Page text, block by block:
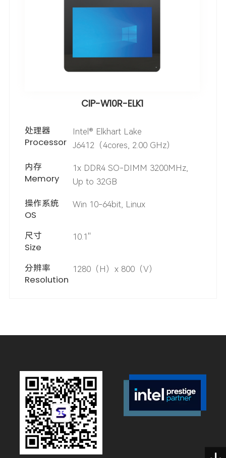
CIP-W10R-ELK1
处理器
Processor
Intel® Elkhart Lake
J6412（4cores, 2.00 GHz）
内存
Memory
1x DDR4 SO-DIMM 3200MHz,
Up to 32GB
操作系统
OS
Win 10-64bit, Linux
尺寸
Size
10.1''
分辨率
Resolution
1280（H）x 800（V）